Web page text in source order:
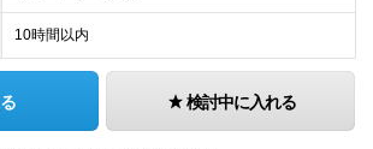
10時間以内
検討中に入れる